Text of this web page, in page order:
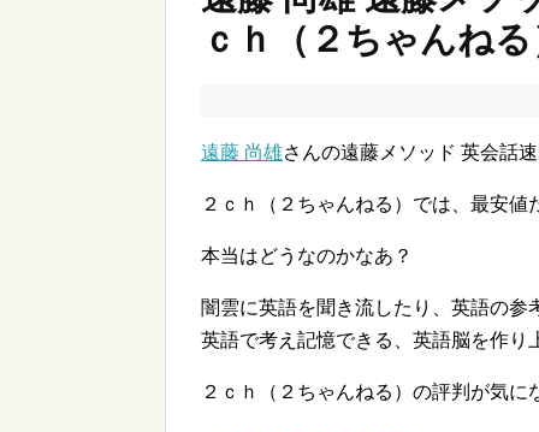
ｃｈ（２ちゃんね
遠藤 尚雄さんの遠藤メソッド 英会話
２ｃｈ（２ちゃんねる）では、最安値
本当はどうなのかなあ？
闇雲に英語を聞き流したり、英語の参
英語で考え記憶できる、英語脳を作り
２ｃｈ（２ちゃんねる）の評判が気に